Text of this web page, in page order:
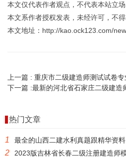
本文仅代表作者观点，不代表本站立场
本文系作者授权发表，未经许可，不得
本文地址：http://kao.ock123.com/
上一篇 : 重庆市二级建造师测试试卷专
下一篇 :最新的河北省石家庄二级建造
热门文章
1 最全的山西二建水利真题跟精华资料
2 2023版吉林省长春二级注册建造师